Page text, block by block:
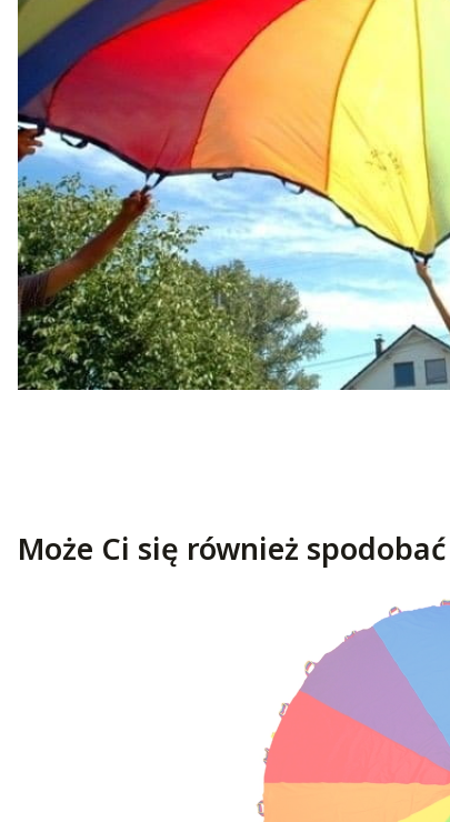
Może Ci się również spodobać